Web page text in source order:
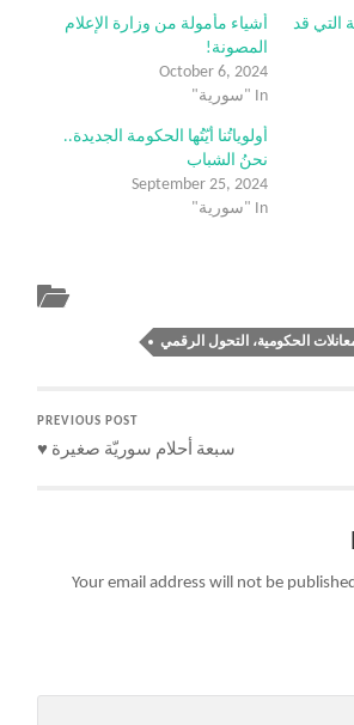
أشياء مأمولة من وزارة الإعلام
المصونة!
October 6, 2024
In "سورية"
التي قد
أولوياتُنا أيّتُها الحكومة الجديدة..
نحنُ الشباب
September 25, 2024
In "سورية"
الحكومية، التحول الرقمي
PREVIOUS POST
سبعة أحلام سوريّة صغيرة ♥️
Your email address will not be